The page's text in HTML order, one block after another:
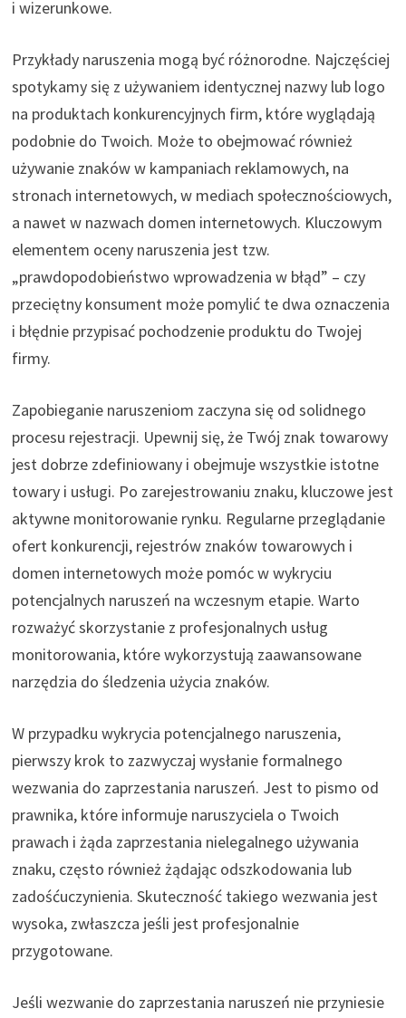
i wizerunkowe.
Przykłady naruszenia mogą być różnorodne. Najczęściej
spotykamy się z używaniem identycznej nazwy lub logo
na produktach konkurencyjnych firm, które wyglądają
podobnie do Twoich. Może to obejmować również
używanie znaków w kampaniach reklamowych, na
stronach internetowych, w mediach społecznościowych,
a nawet w nazwach domen internetowych. Kluczowym
elementem oceny naruszenia jest tzw.
„prawdopodobieństwo wprowadzenia w błąd” – czy
przeciętny konsument może pomylić te dwa oznaczenia
i błędnie przypisać pochodzenie produktu do Twojej
firmy.
Zapobieganie naruszeniom zaczyna się od solidnego
procesu rejestracji. Upewnij się, że Twój znak towarowy
jest dobrze zdefiniowany i obejmuje wszystkie istotne
towary i usługi. Po zarejestrowaniu znaku, kluczowe jest
aktywne monitorowanie rynku. Regularne przeglądanie
ofert konkurencji, rejestrów znaków towarowych i
domen internetowych może pomóc w wykryciu
potencjalnych naruszeń na wczesnym etapie. Warto
rozważyć skorzystanie z profesjonalnych usług
monitorowania, które wykorzystują zaawansowane
narzędzia do śledzenia użycia znaków.
W przypadku wykrycia potencjalnego naruszenia,
pierwszy krok to zazwyczaj wysłanie formalnego
wezwania do zaprzestania naruszeń. Jest to pismo od
prawnika, które informuje naruszyciela o Twoich
prawach i żąda zaprzestania nielegalnego używania
znaku, często również żądając odszkodowania lub
zadośćuczynienia. Skuteczność takiego wezwania jest
wysoka, zwłaszcza jeśli jest profesjonalnie
przygotowane.
Jeśli wezwanie do zaprzestania naruszeń nie przyniesie